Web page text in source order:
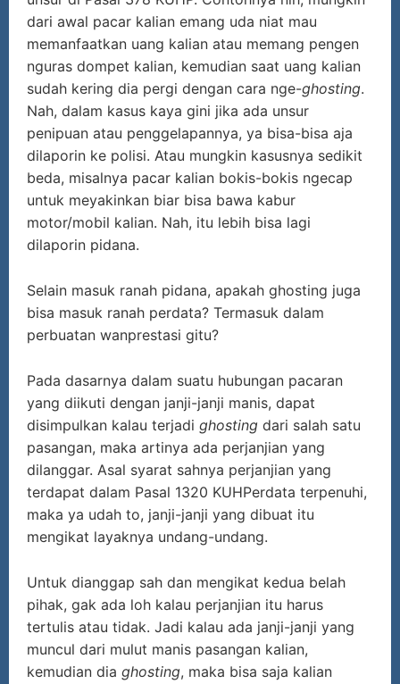
dari awal pacar kalian emang uda niat mau
memanfaatkan uang kalian atau memang pengen
nguras dompet kalian, kemudian saat uang kalian
sudah kering dia pergi dengan cara nge-ghosting.
Nah, dalam kasus kaya gini jika ada unsur
penipuan atau penggelapannya, ya bisa-bisa aja
dilaporin ke polisi. Atau mungkin kasusnya sedikit
beda, misalnya pacar kalian bokis-bokis ngecap
untuk meyakinkan biar bisa bawa kabur
motor/mobil kalian. Nah, itu lebih bisa lagi
dilaporin pidana.
Selain masuk ranah pidana, apakah ghosting juga
bisa masuk ranah perdata? Termasuk dalam
perbuatan wanprestasi gitu?
Pada dasarnya dalam suatu hubungan pacaran
yang diikuti dengan janji-janji manis, dapat
disimpulkan kalau terjadi ghosting dari salah satu
pasangan, maka artinya ada perjanjian yang
dilanggar. Asal syarat sahnya perjanjian yang
terdapat dalam Pasal 1320 KUHPerdata terpenuhi,
maka ya udah to, janji-janji yang dibuat itu
mengikat layaknya undang-undang.
Untuk dianggap sah dan mengikat kedua belah
pihak, gak ada loh kalau perjanjian itu harus
tertulis atau tidak. Jadi kalau ada janji-janji yang
muncul dari mulut manis pasangan kalian,
kemudian dia ghosting, maka bisa saja kalian